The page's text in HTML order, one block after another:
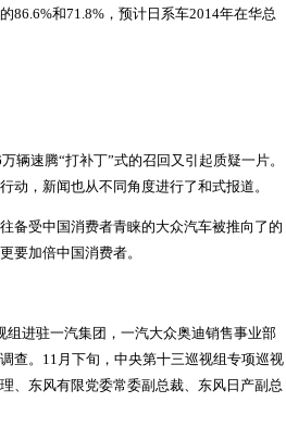
86.6%和71.8%，预计日系车2014年在华总
速腾“打补丁”式的召回又引起质疑一片。
动，新闻也从不同角度进行了和式报道。
受中国消费者青睐的大众汽车被推向了的
要加倍中国消费者。
进驻一汽集团，一汽大众奥迪销售事业部
查。11月下旬，中央第十三巡视组专项巡视
、东风有限党委常委副总裁、东风日产副总